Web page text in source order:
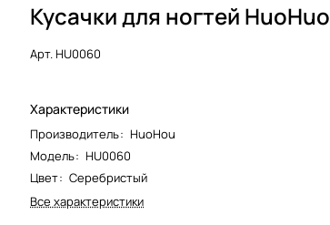
Кусачки для ногтей HuoHuo
Арт.HU0060
Характеристики
Производитель: HuoHou
Модель: HU0060
Цвет: Серебристый
Все характеристики